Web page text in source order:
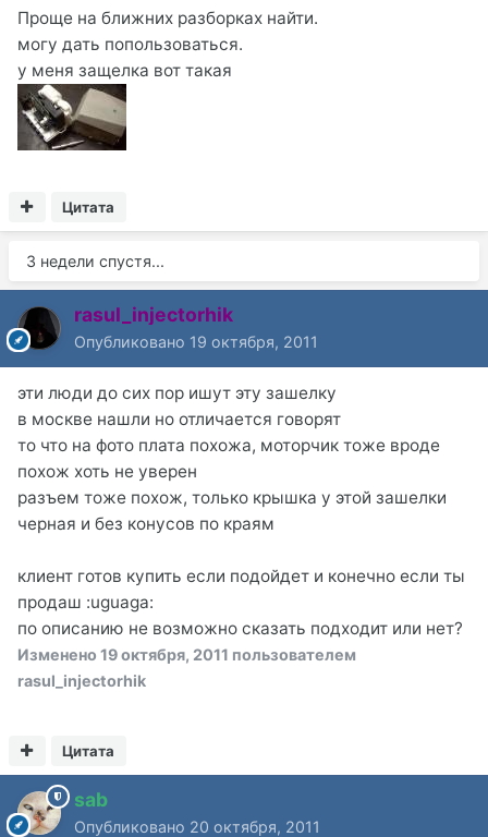
Проще на ближних разборках найти.
могу дать попользоваться.
у меня защелка вот такая
Цитата
3 недели спустя...
rasul_injectorhik
Опубликовано 19 октября, 2011
эти люди до сих пор ишут эту зашелку
в москве нашли но отличается говорят
то что на фото плата похожа, моторчик тоже вроде
похож хоть не уверен
разъем тоже похож, только крышка у этой зашелки
черная и без конусов по краям
клиент готов купить если подойдет и конечно если ты
продаш :uguaga:
по описанию не возможно сказать подходит или нет?
Изменено 19 октября, 2011 пользователем
rasul_injectorhik
Цитата
sab
Опубликовано 20 октября, 2011